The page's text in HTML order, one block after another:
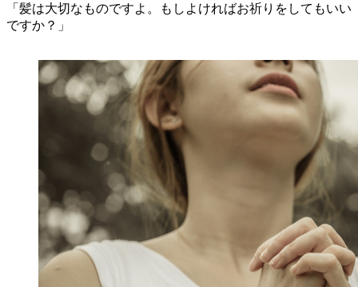
「髪は大切なものですよ。もしよければお祈りをしてもいい
ですか？」